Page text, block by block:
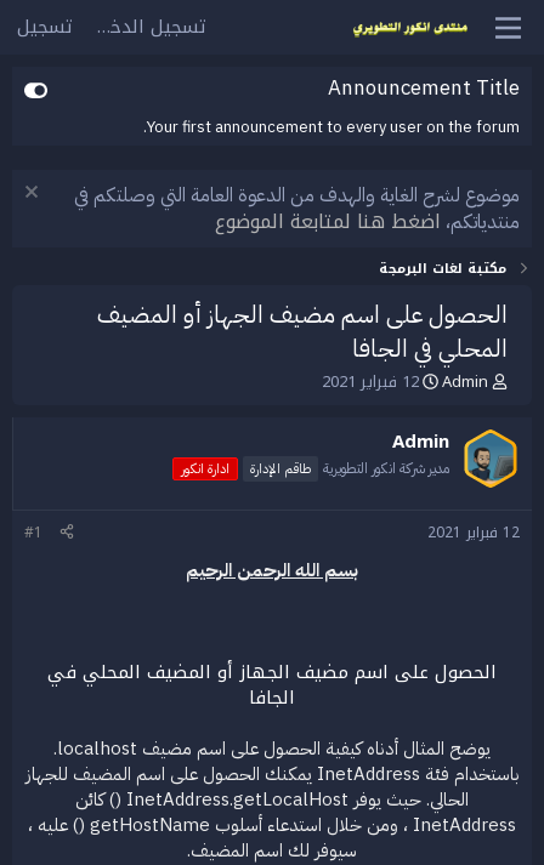
تسجيل الدخول تسجيل
Announcement Title
Your first announcement to every user on the forum.
موضوع لشرح الغاية والهدف من الدعوة العامة التي وصلتكم في
منتدياتكم، اضغط هنا لمتابعة الموضوع
مكتبة لغات البرمجة
الحصول على اسم مضيف الجهاز أو المضيف
المحلي في الجافا
ب
د
ئ
ا
ل
و
Admin
ت
ي
خ
12 فبراير 2021
Admin
مدير شركة انكور التطويرية طاقم الإدارة ادارة انكور
12 فبراير 2021
#1
بسم الله الرحمن الرحيم
الحصول على اسم مضيف الجهاز أو المضيف المحلي في
الجافا
يوضح المثال أدناه كيفية الحصول على اسم مضيف localhost.
باستخدام فئة InetAddress يمكنك الحصول على اسم المضيف للجهاز
الحالي. حيث يوفر InetAddress.getLocalHost () كائن
InetAddress ، ومن خلال استدعاء أسلوب getHostName () عليه ،
سيوفر لك اسم المضيف.